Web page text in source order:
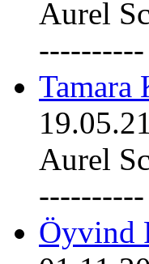
Aurel
----------
Tamara
19.05.21
Aurel
----------
Öyvind